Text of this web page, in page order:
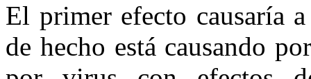
El primer efecto causaría
de hecho está causando